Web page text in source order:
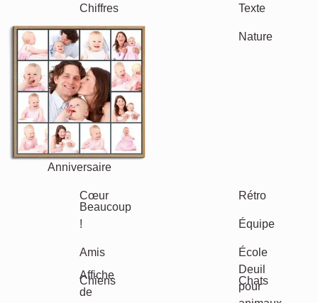
Jubilé
Texte